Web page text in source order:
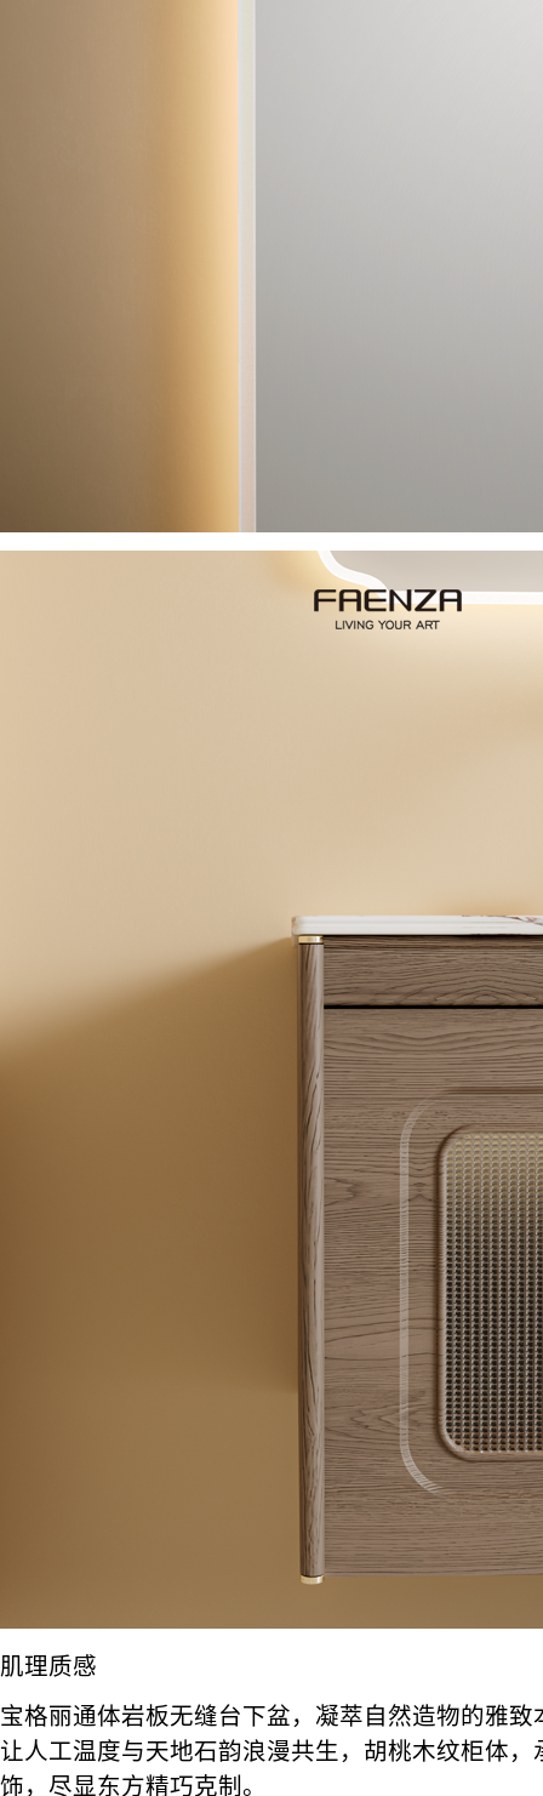
肌理质感
宝格丽通体岩板无缝台下盆，凝萃自然造物的雅
让人工温度与天地石韵浪漫共生，胡桃木纹柜体
饰，尽显东方精巧克制。